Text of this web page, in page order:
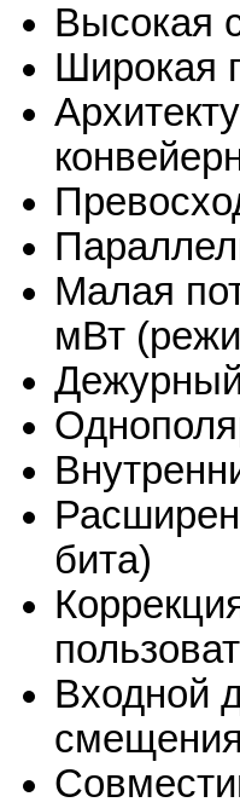
Высокая
Широкая
Малая
мВт
бита)
Входной
смещения